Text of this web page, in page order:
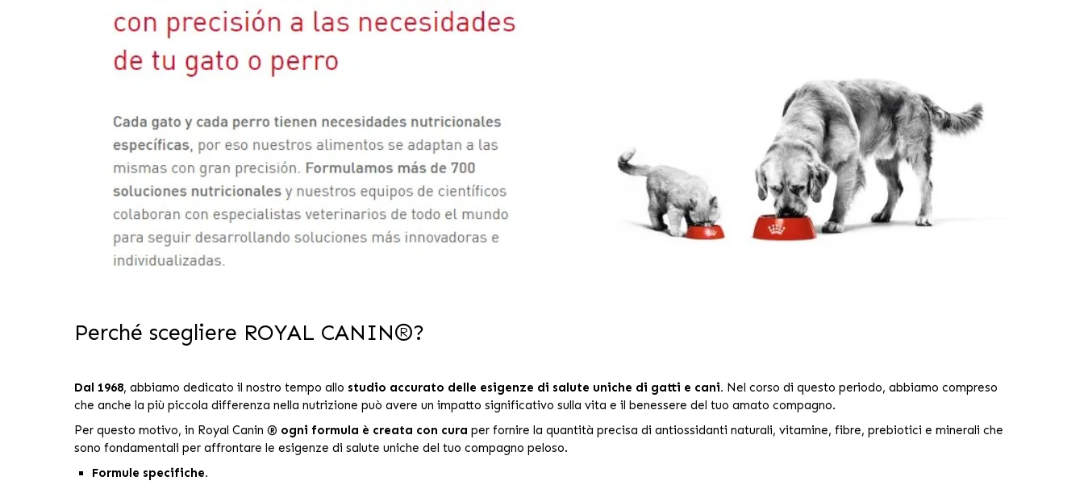
Perché scegliere ROYAL CANIN®?
Dal 1968, abbiamo dedicato il nostro tempo allo studio accurato delle esigenze di salute uniche di gatti e cani. Nel corso di questo periodo, abbiamo compreso
che anche la più piccola differenza nella nutrizione può avere un impatto significativo sulla vita e il benessere del tuo amato compagno.
Per questo motivo, in Royal Canin ® ogni formula è creata con cura per fornire la quantità precisa di antiossidanti naturali, vitamine, fibre, prebiotici e minerali che
sono fondamentali per affrontare le esigenze di salute uniche del tuo compagno peloso.
Formule specifiche.